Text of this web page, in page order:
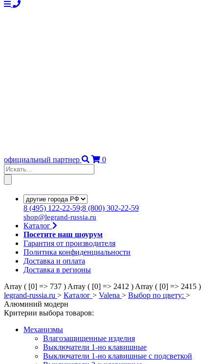
официальный партнер 0
8 (495) 122-22-59;8 (800) 302-22-59
shop@legrand-russia.ru
Каталог
Посетите наш шоурум
Гарантия от производителя
Политика конфиденциальности
Доставка и оплата
Доставка в регионы
Array ( [0] => 737 ) Array ( [0] => 2412 ) Array ( [0] => 2415 )
legrand-russia.ru > Каталог > Valena > Выбор по цвету: >
Алюминий модерн
Критерии выбора товаров:
Механизмы
Влагозащищенные изделия
Выключатели 1-но клавишные
Выключатели 1-но клавишные с подсветкой